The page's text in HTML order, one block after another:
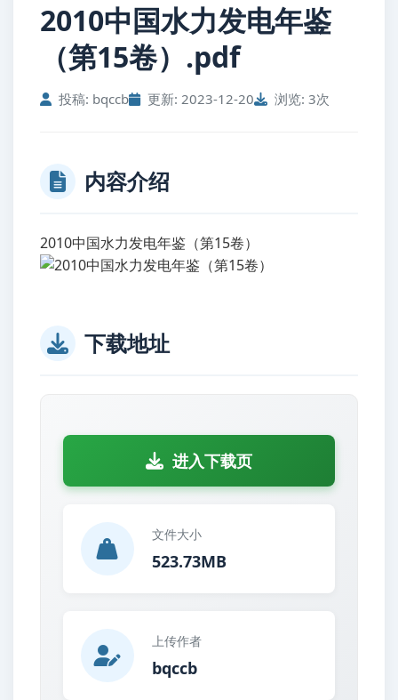
2010中国水力发电年鉴
（第15卷）.pdf
投稿: bqccb 更新: 2023-12-20 浏览: 3次
内容介绍
2010中国水力发电年鉴（第15卷）
下载地址
进入下载页
文件大小
523.73MB
上传作者
bqccb